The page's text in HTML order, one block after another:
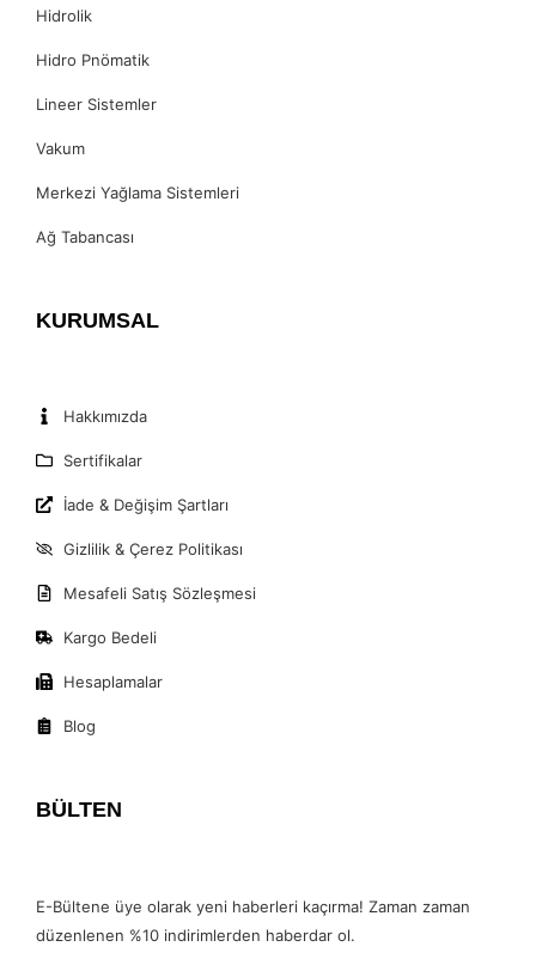
Hidrolik
Hidro Pnömatik
Lineer Sistemler
Vakum
Merkezi Yağlama Sistemleri
Ağ Tabancası
KURUMSAL
Hakkımızda
Sertifikalar
İade & Değişim Şartları
Gizlilik & Çerez Politikası
Mesafeli Satış Sözleşmesi
Kargo Bedeli
Hesaplamalar
Blog
BÜLTEN
E-Bültene üye olarak yeni haberleri kaçırma! Zaman zaman
düzenlenen %10 indirimlerden haberdar ol.